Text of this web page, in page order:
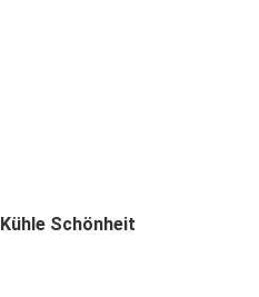
Kühle Schönheit